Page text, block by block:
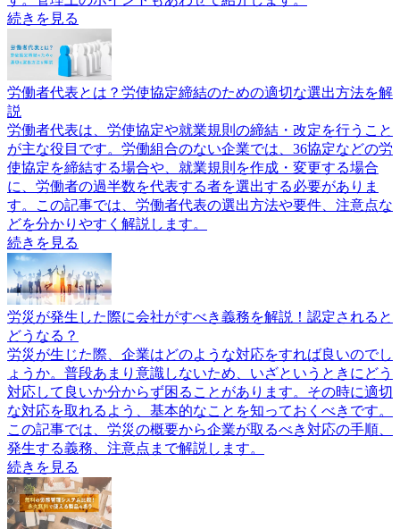
続きを見る
労働者代表とは？労使協定締結のための適切な選出方法を解
説
労働者代表は、労使協定や就業規則の締結・改定を行うこと
が主な役目です。労働組合のない企業では、36協定などの労
使協定を締結する場合や、就業規則を作成・変更する場合
に、労働者の過半数を代表する者を選出する必要がありま
す。この記事では、労働者代表の選出方法や要件、注意点な
どを分かりやすく解説します。
続きを見る
労災が発生した際に会社がすべき義務を解説！認定されると
どうなる？
労災が生じた際、企業はどのような対応をすれば良いのでし
ょうか。普段あまり意識しないため、いざというときにどう
対応して良いか分からず困ることがあります。その時に適切
な対応を取れるよう、基本的なことを知っておくべきです。
この記事では、労災の概要から企業が取るべき対応の手順、
発生する義務、注意点まで解説します。
続きを見る